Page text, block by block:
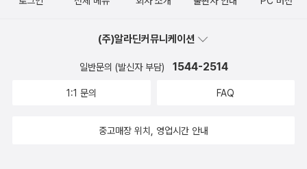
(주)알라딘커뮤니케이션
일반문의 (발신자 부담) 1544-2514
1:1 문의 FAQ
중고매장 위치, 영업시간 안내